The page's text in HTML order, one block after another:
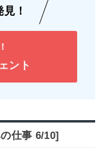
！
ント
仕事 6/10]